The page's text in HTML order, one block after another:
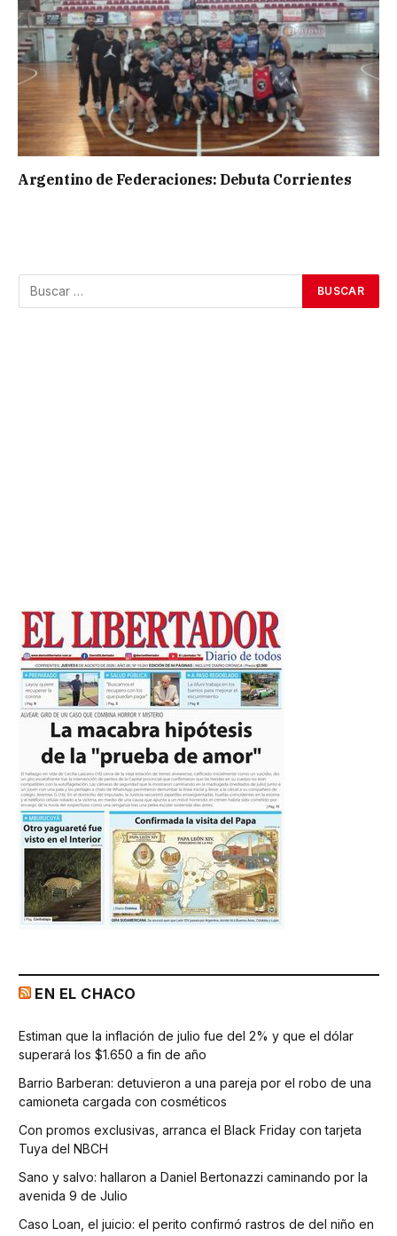
Argentino de Federaciones: Debuta Corrientes
EN EL CHACO
Estiman que la inflación de julio fue del 2% y que el dólar
superará los $1.650 a fin de año
Barrio Barberan: detuvieron a una pareja por el robo de una
camioneta cargada con cosméticos
Con promos exclusivas, arranca el Black Friday con tarjeta
Tuya del NBCH
Sano y salvo: hallaron a Daniel Bertonazzi caminando por la
avenida 9 de Julio
Caso Loan, el juicio: el perito confirmó rastros de del niño en